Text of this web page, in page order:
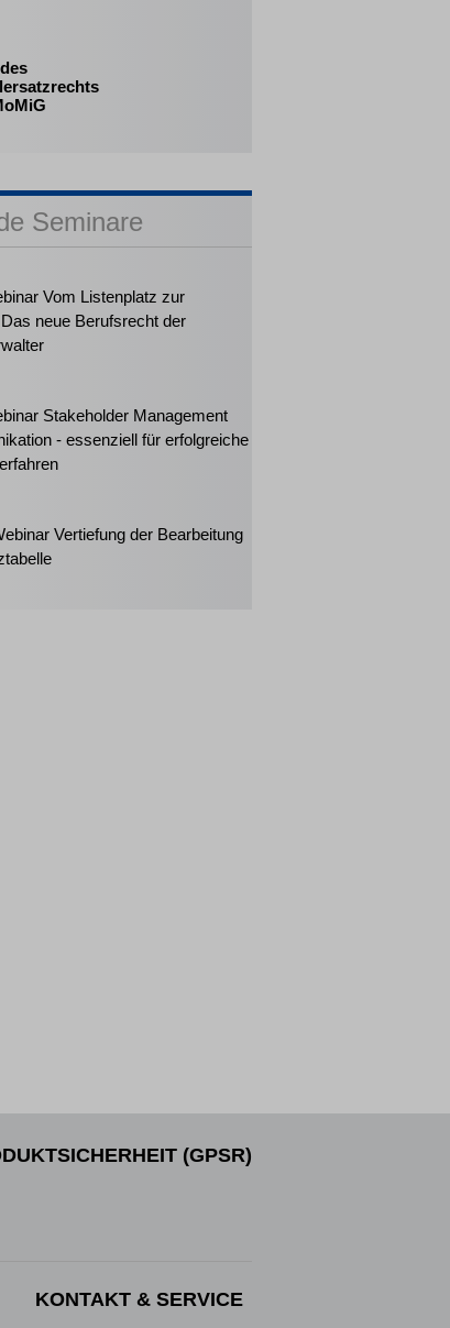
Seminare
Vom Listenplatz zur
neue Berufsrecht der
Stakeholder Management
- essenziell für erfolgreiche
Vertiefung der Bearbeitung
(GPSR)
KONTAKT & SERVICE